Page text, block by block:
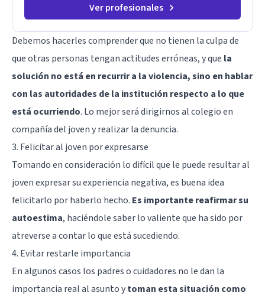
Ver profesionales
Debemos hacerles comprender que no tienen la culpa de
que otras personas tengan actitudes erróneas, y que la
solución no está en recurrir a la violencia, sino en hablar
con las autoridades de la institución respecto a lo que
está ocurriendo. Lo mejor será dirigirnos al colegio en
compañía del joven y realizar la denuncia.
3. Felicitar al joven por expresarse
Tomando en consideración lo difícil que le puede resultar al
joven expresar su experiencia negativa, es buena idea
felicitarlo por haberlo hecho. Es importante reafirmar su
autoestima, haciéndole saber lo valiente que ha sido por
atreverse a contar lo que está sucediendo.
4. Evitar restarle importancia
En algunos casos los padres o cuidadores no le dan la
importancia real al asunto ytoman esta situación como